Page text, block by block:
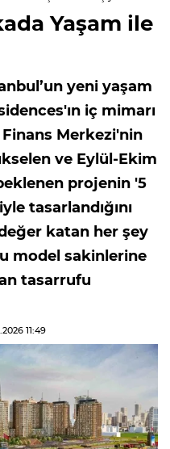
Yaşam ile
yeni yaşam
iç mimarı
Merkezi'nin
ve Eylül-Ekim
projenin '5
tasarlandığını
katan her şey
model sakinlerine
tasarrufu
11:49